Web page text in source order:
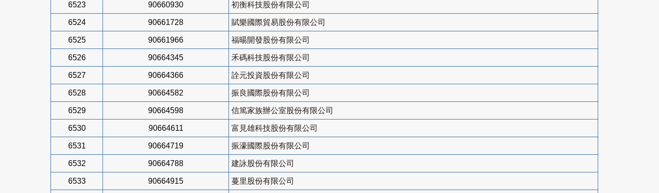
6523 90660930 初衡科技股份有限公司
6524 90661728 賦樂國際貿易股份有限公司
6525 90661966 福暘開發股份有限公司
6526 90664345 禾碼科技股份有限公司
6527 90664366 詮元投資股份有限公司
6528 90664582 振良國際股份有限公司
6529 90664598 信篤家族辦公室股份有限公司
6530 90664611 富見雄科技股份有限公司
6531 90664719 振濠國際股份有限公司
6532 90664788 建詠股份有限公司
6533 90664915 蔓里股份有限公司